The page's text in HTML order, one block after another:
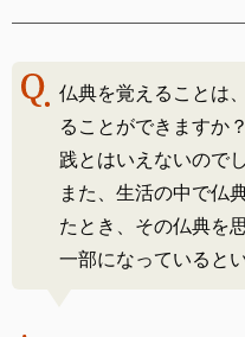
仏典を覚えることは
ることができますか
践とはいえないので
また、生活の中で仏
たとき、その仏典を
一部になっていると